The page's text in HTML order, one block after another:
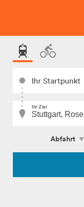
Ihr Startpunkt
Ihr Ziel